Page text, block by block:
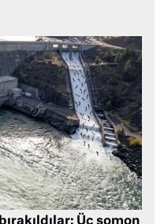
Üç somon